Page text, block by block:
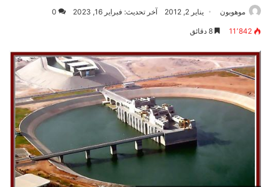
موهوبون يناير 2, 2012 آخر تحديث: فبراير 16, 2023 0
11٬842